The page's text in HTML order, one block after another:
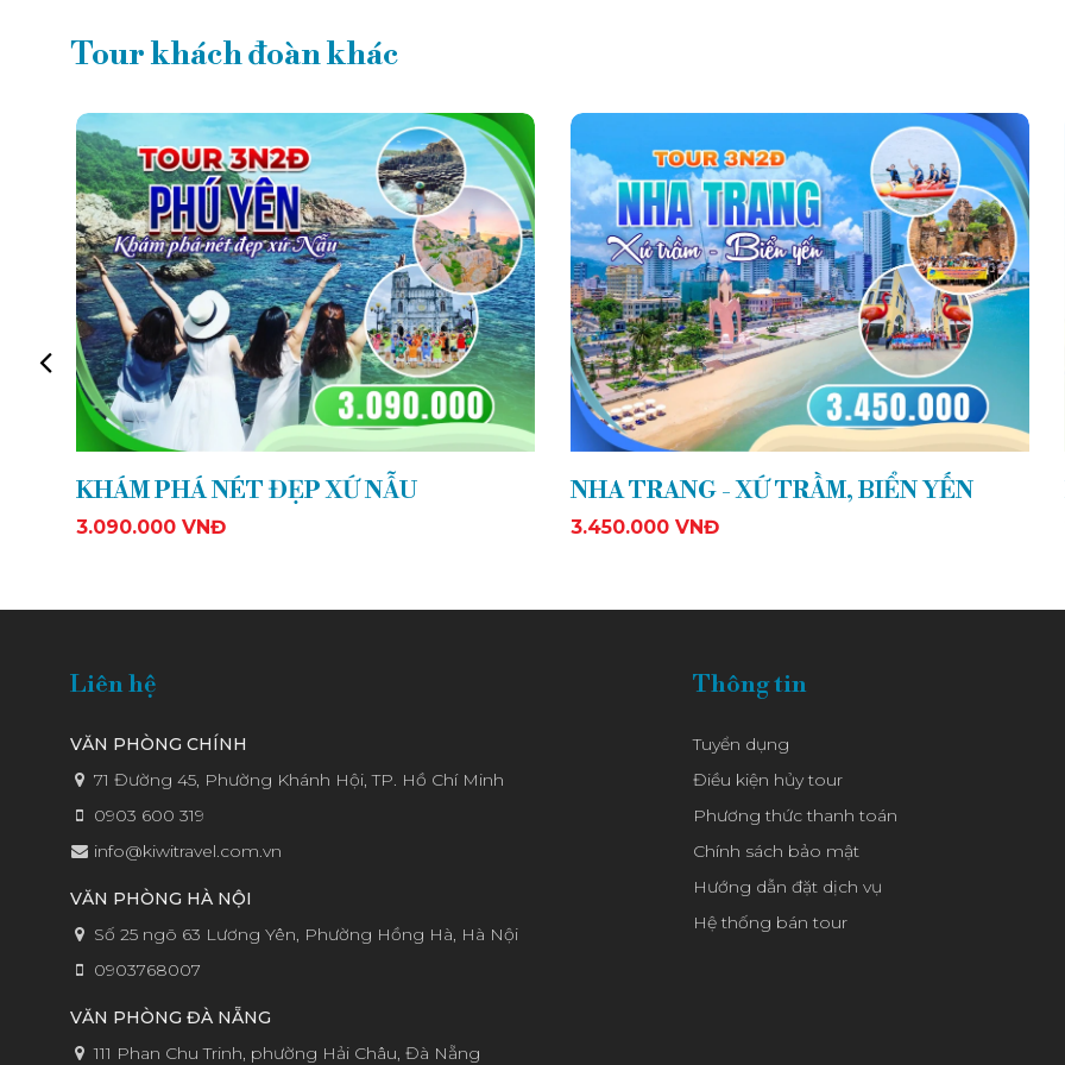
Tour khách đoàn khác
PREVIOUS
KHÁM PHÁ NÉT ĐẸP XỨ NẪU
3.090.000 VNĐ
NHA TRANG - XỨ TRẦM, BIỂN YẾN
3.450.000 VNĐ
Liên hệ
VĂN PHÒNG CHÍNH
71 Đường 45, Phường Khánh Hội, TP. Hồ Chí Minh
0903 600 319
info@kiwitravel.com.vn
VĂN PHÒNG HÀ NỘI
Số 25 ngõ 63 Lương Yên, Phường Hồng Hà, Hà Nội
0903768007
VĂN PHÒNG ĐÀ NẴNG
111 Phan Chu Trinh, phường Hải Châu, Đà Nẵng
Thông tin
Tuyển dụng
Điều kiện hủy tour
Phương thức thanh toán
Chính sách bảo mật
Hướng dẫn đặt dịch vụ
Hệ thống bán tour